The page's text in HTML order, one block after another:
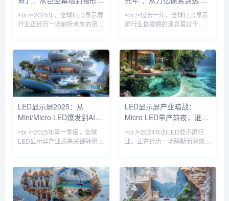
技，千亿市场重新洗牌
<br />2025年，全球LED显示屏
行业正经历一场前所未有的范式
终——透明。从纽约时代广场的
玻璃幕墙到上海陆家嘴的云端连
廊，传统笨重的箱体式LED正在
被一种近乎隐形的柔性透明薄膜
所取代。这种透光率高达85%的
LED网格，不仅没有遮挡建筑原
有的采光，反而将玻璃幕墙转化
为动态的信息流载体。行业分析
规模在2024年
电影屏，行业格局正在被重
新定义
<br />过去一年，全球LED显示
屏行业最震撼的消息莫过于
视为“显示技术的圣杯”，但由于
巨量转移工艺复杂、良率低，成
本居高不下。然而，今年多家头
部厂商宣布采用激光转移和范德
华力绑定技术，将Micro LED芯
片的转移效率提升至每小时数百
万颗，良率突破99.9%。最令人
振奋的是，一块55英寸4K
LED显示屏2025：从
Mini/Micro LED爆发到AI驱
动内容革命
<br />2025年第一季度，全球
LED显示屏产业迎来关键转折
业显示领域的渗透率首次突破
35%，较去年同期增长12个百
分点。三星、TCL、京东方等头
部厂商纷纷推出搭载自研Mini
LED显示屏产业暗战：
Micro LED量产前夜，谁在
改写千亿显示版图？
<br />2024年的LED显示屏行
业，正在经历一场静默而深刻的
距LED从P2.5一路杀至P0.4，
室内商显市场几乎被重塑。然
而，当间距缩小逼近物理极限，
传统的SMD封装与COB技术的